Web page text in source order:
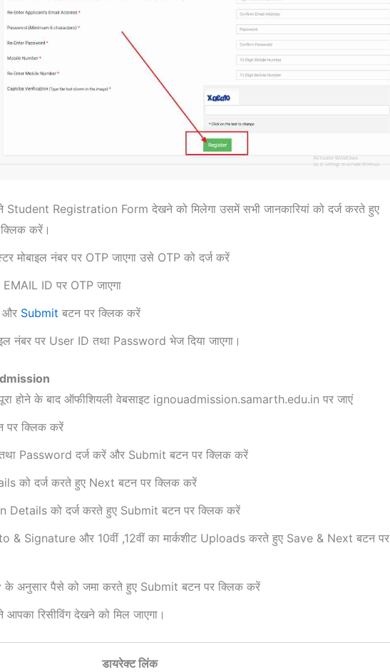
Registration Form देखने को मिलेगा उसमें सभी जानकारियां को दर्ज करते हुए
करें।
मोबाइल नंबर पर OTP जाएगा उसे OTP को दर्ज करें
ID पर OTP जाएगा
और Submit बटन पर क्लिक करें
नंबर पर User ID तथा Password भेज दिया जाएगा।
पूरा होने के बाद ऑफीशियली वेबसाइट ignouadmission.samarth.edu.in पर जाएं
पर क्लिक करें
Password दर्ज करें और Submit बटन पर क्लिक करें
को दर्ज करते हुए Next बटन पर क्लिक करें
Details को दर्ज करते हुए Submit बटन पर क्लिक करें
& Signature और 10वीं ,12वीं का मार्कशीट Uploads करते हुए Save & Next बटन पर
अनुसार पैसे को जमा करते हुए Submit बटन पर क्लिक करें
रिसीविंग देखने को मिल जाएगा।
डायरेक्ट लिंक